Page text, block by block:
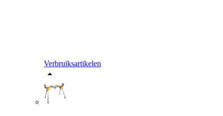
Verbruiksartikelen